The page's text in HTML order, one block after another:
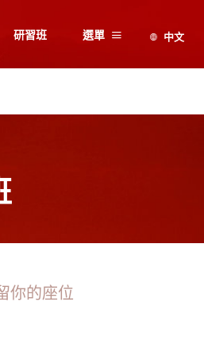
研習班 選單
你的座位